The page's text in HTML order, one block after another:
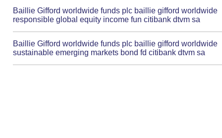
Baillie Gifford worldwide funds plc baillie gifford worldwide
responsible global equity income fun citibank dtvm sa
Baillie Gifford worldwide funds plc baillie gifford worldwide
sustainable emerging markets bond fd citibank dtvm sa